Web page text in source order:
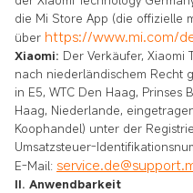
die Mi Store App (die offizielle
über https://www.mi.com/
Xiaomi: Der Verkäufer, Xiaomi
nach niederländischem Recht
in E5, WTC Den Haag,
Haag, Niederlande,
Koophandel) unter der
Umsatzsteuer-
E-Mail:
II. Anwendbarkeit